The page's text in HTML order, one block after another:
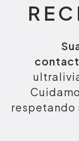
respetando